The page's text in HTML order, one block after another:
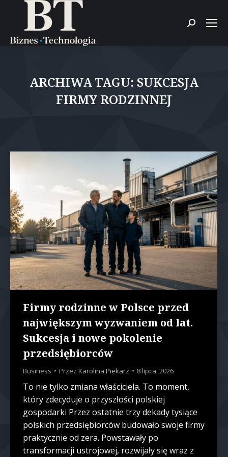
Szukaj:
ARCHIWA TAGU: SUKCESJA
FIRMY RODZINNEJ
Firmy rodzinne w Polsce przed
największym wyzwaniem od lat.
Sukcesja i nowe pokolenie
przedsiębiorców
Business Przez Karolina Piekarz 8 lipca, 2026
To nie tylko zmiana właściciela. To moment,
który zdecyduje o przyszłości polskiej
gospodarki Przez ostatnie trzy dekady tysiące
polskich przedsiębiorców budowało swoje firmy
praktycznie od zera. Powstawały po
transformacji ustrojowej, rozwijały się wraz z